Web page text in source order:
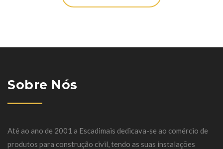
Sobre Nós
Até ao ano de 2001 a Escadimais dedicava-se ao comércio de
produtos para construção civil, tendo as suas instalações